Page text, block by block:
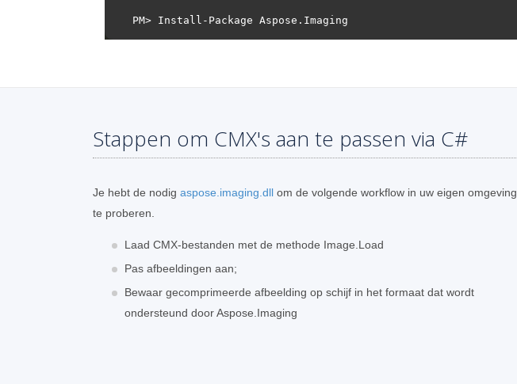
Stappen om CMX's aan te passen via C#
Je hebt de nodig aspose.imaging.dll om de volgende workflow in uw eigen omgeving
te proberen.
Laad CMX-bestanden met de methode Image.Load
Pas afbeeldingen aan;
Bewaar gecomprimeerde afbeelding op schijf in het formaat dat wordt
ondersteund door Aspose.Imaging